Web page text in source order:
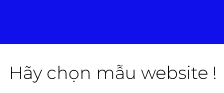
Hãy chọn mẫu website !